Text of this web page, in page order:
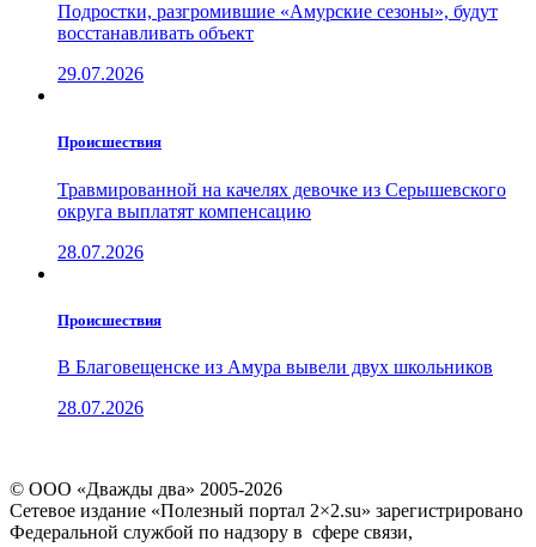
Подростки, разгромившие «Амурские сезоны», будут
восстанавливать объект
29.07.2026
Проиcшествия
Травмированной на качелях девочке из Серышевского
округа выплатят компенсацию
28.07.2026
Проиcшествия
В Благовещенске из Амура вывели двух школьников
28.07.2026
© ООО «Дважды два» 2005-2026
Сетевое издание «Полезный портал 2×2.su» зарегистрировано
Федеральной службой по надзору в сфере связи,